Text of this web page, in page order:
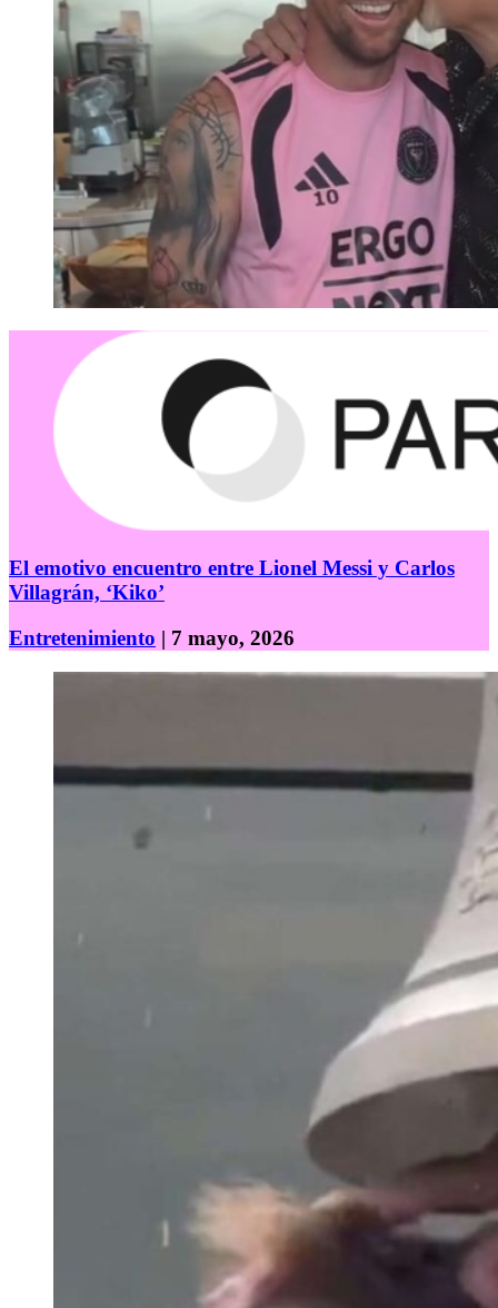
El emotivo encuentro entre Lionel Messi y Carlos
Villagrán, ‘Kiko’
Entretenimiento | 7 mayo, 2026